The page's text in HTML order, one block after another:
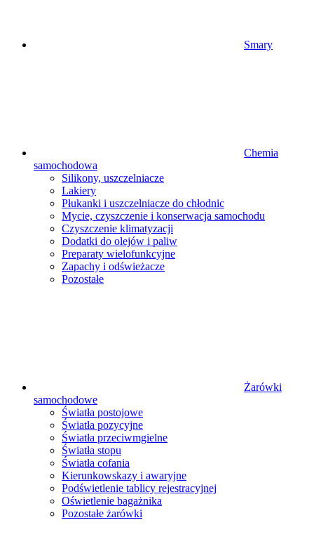
Smary
Chemia
samochodowa
Silikony, uszczelniacze
Lakiery
Płukanki i uszczelniacze do chłodnic
Mycie, czyszczenie i konserwacja samochodu
Czyszczenie klimatyzacji
Dodatki do olejów i paliw
Preparaty wielofunkcyjne
Zapachy i odświeżacze
Pozostałe
Żarówki
samochodowe
Światła postojowe
Światła pozycyjne
Światła przeciwmgielne
Światła stopu
Światła cofania
Kierunkowskazy i awaryjne
Podświetlenie tablicy rejestracyjnej
Oświetlenie bagażnika
Pozostałe żarówki